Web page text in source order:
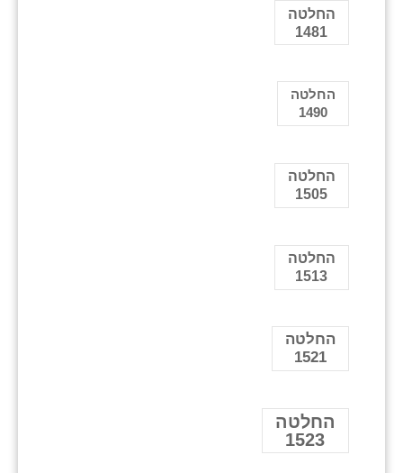
החלטה
1481
החלטה
1490
החלטה
1505
החלטה
1513
החלטה
1521
החלטה
1523